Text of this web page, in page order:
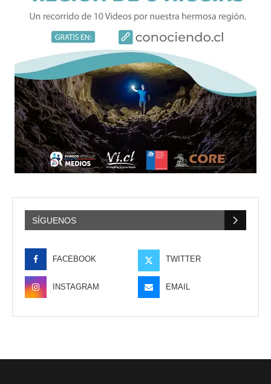
SÍGUENOS
FACEBOOK TWITTER
INSTAGRAM EMAIL